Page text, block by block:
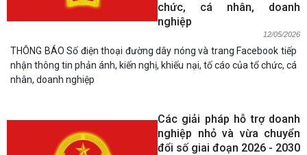
chức, cá nhân, doanh
nghiệp
12/05/2026
THÔNG BÁO Số điện thoại đường dây nóng và trang Facebook tiếp
nhận thông tin phản ánh, kiến nghị, khiếu nại, tố cáo của tổ chức, cá
nhân, doanh nghiệp
Các giải pháp hỗ trợ doanh
nghiệp nhỏ và vừa chuyển
đổi số giai đoạn 2026 - 2030